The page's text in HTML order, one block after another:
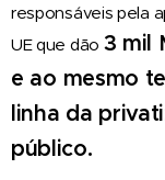
responsáveis pela
UE que dão 3 mil
e ao mesmo
linha da
público.